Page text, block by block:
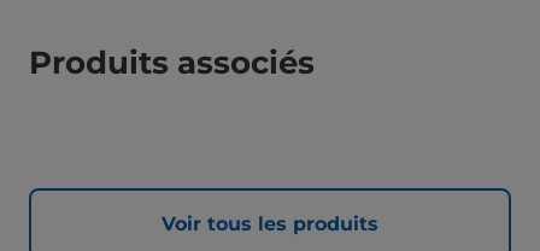
Produits associés
Voir tous les produits